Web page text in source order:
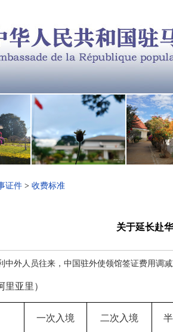
证件 > 收费标准
关于延长赴
中外人员往来，中国驻外使领馆签证费用调
里亚里）
一次入境 二次入境